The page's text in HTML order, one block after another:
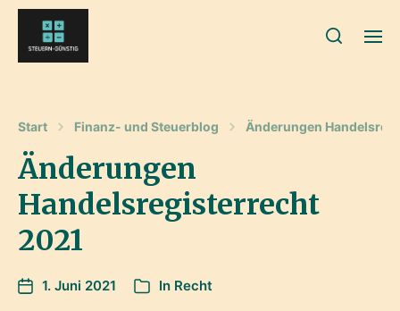
Start Finanz- und Steuerblog Änderungen
Änderungen
Handelsregisterrecht
2021
1. Juni 2021 In Recht